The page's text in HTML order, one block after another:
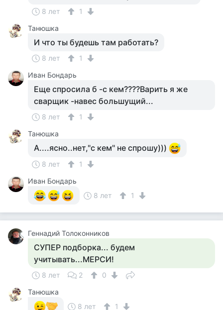
8 лет
1
Танюшка
И что ты будешь там работать?
8 лет
1
Иван Бондарь
Еще спросила б -с кем????Варить я же
сварщик -навес большущий...
8 лет
1
Танюшка
А....ясно..нет,"с кем" не спрошу)))
8 лет
1
Иван Бондарь
8 лет
1
Геннадий Толоконников
СУПЕР подборка... будем
учитывать...МЕРСИ!
8 лет 2
0
Танюшка
8 лет
1